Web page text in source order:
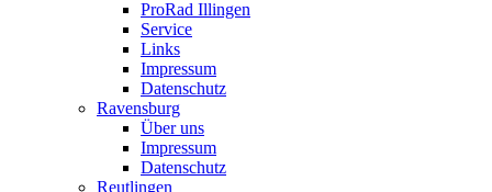
ProRad Illingen
Service
Links
Impressum
Datenschutz
Ravensburg
Über uns
Impressum
Datenschutz
Reutlingen